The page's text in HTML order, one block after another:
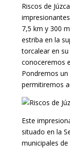
Riscos de
7,5 km y 300
estriba en la
torcalear en
conoceremos
Pondremos
permitiremos
Este
situado en la
municipales